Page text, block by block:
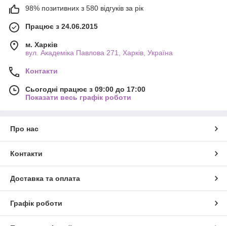
98% позитивних з 580 відгуків за рік
Працює з 24.06.2015
м. Харків
вул. Академіка Павлова 271, Харків, Україна
Контакти
Сьогодні працює з 09:00 до 17:00
Показати весь графік роботи
Про нас
Контакти
Доставка та оплата
Графік роботи